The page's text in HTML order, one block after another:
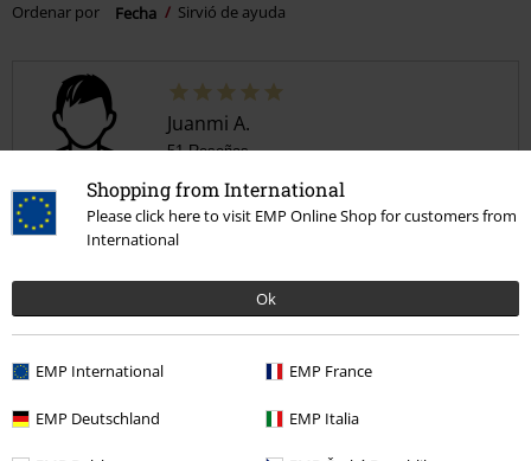
Shopping from International
Please click here to visit EMP Online Shop for customers from
International
Ok
EMP International EMP France
EMP Deutschland EMP Italia
Ordenar por
Fecha Sirvió de ayuda
Juanmi A.
51 Reseñas
Tú estatura en metros (ej. 1,82): 1,82
Talla comprada: M